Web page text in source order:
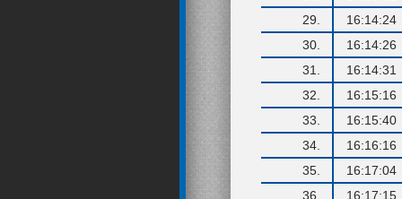
29.
16:14:24
30.
16:14:26
31.
16:14:31
32.
16:15:16
33.
16:15:40
34.
16:16:16
35.
16:17:04
36.
16:17:15